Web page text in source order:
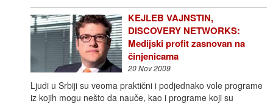
KEJLEB VAJNSTIN,
DISCOVERY NETWORKS:
Medijski profit zasnovan na
činjenicama
20 Nov 2009
Ljudi u Srbiji su veoma praktični i podjednako vole programe
iz kojih mogu nešto da nauče, kao i programe koji su